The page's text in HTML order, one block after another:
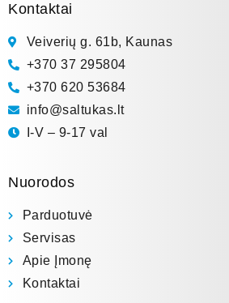
Kontaktai
Veiverių g. 61b, Kaunas
+370 37 295804
+370 620 53684
info@saltukas.lt
I-V – 9-17 val
Nuorodos
Parduotuvė
Servisas
Apie Įmonę
Kontaktai